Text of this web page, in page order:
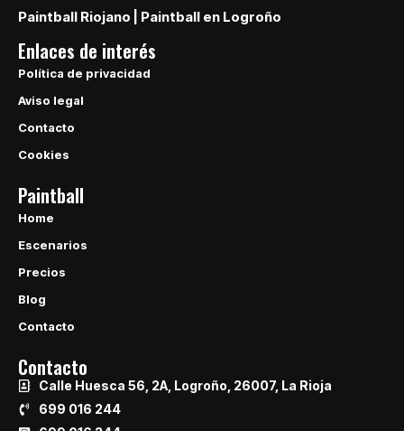
Paintball Riojano | Paintball en Logroño
Enlaces de interés
Política de privacidad
Aviso legal
Contacto
Cookies
Paintball
Home
Escenarios
Precios
Blog
Contacto
Contacto
Calle Huesca 56, 2A, Logroño, 26007, La Rioja
699 016 244